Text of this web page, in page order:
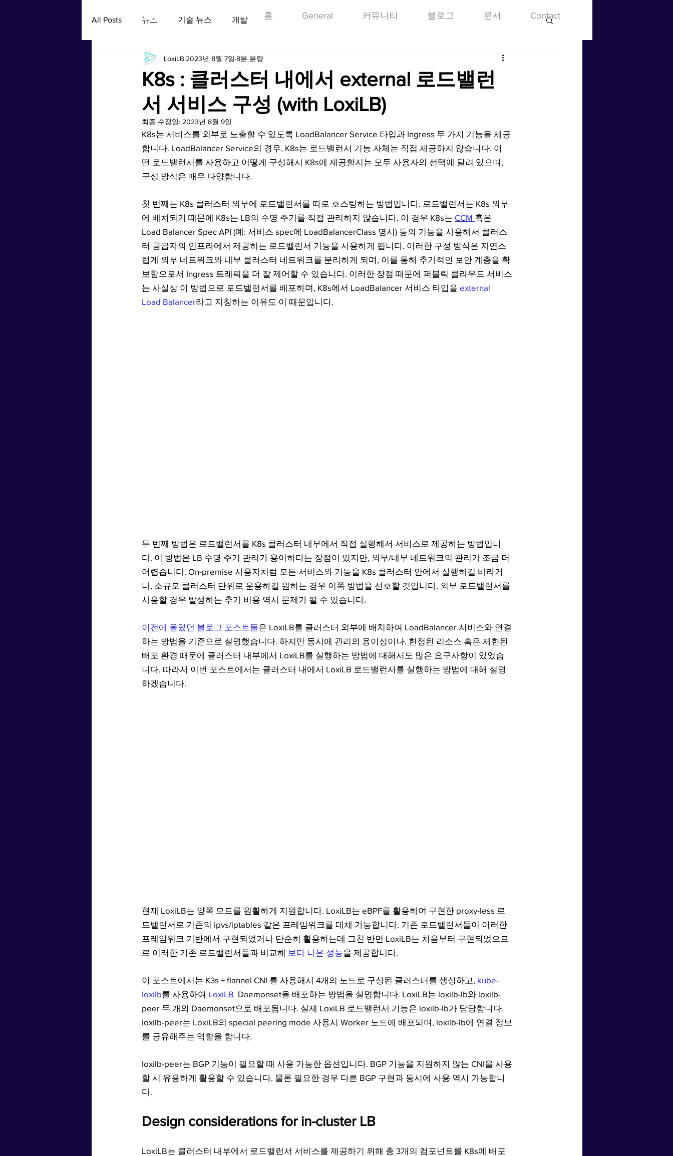
LoxiLB 홈 General 커뮤니티 블로그 문서 Contact
All Posts 뉴스 기술 뉴스 개발
K8s : 클러스터 내에서 external 로드밸런
서 서비스 구성 (with LoxiLB)
LoxiLB 2023년 8월 7일 8분 분량
최종 수정일: 2023년 8월 9일
K8s는 서비스를 외부로 노출할 수 있도록 LoadBalancer Service 타입과 Ingress 두 가지 기능을 제공
합니다. LoadBalancer Service의 경우, K8s는 로드밸런서 기능 자체는 직접 제공하지 않습니다. 어
떤 로드밸런서를 사용하고 어떻게 구성해서 K8s에 제공할지는 모두 사용자의 선택에 달려 있으며,
구성 방식은 매우 다양합니다.
첫 번째는 K8s 클러스터 외부에 로드밸런서를 따로 호스팅하는 방법입니다. 로드밸런서는 K8s 외부
에 배치되기 때문에 K8s는 LB의 수명 주기를 직접 관리하지 않습니다. 이 경우 K8s는 CCM 혹은
Load Balancer Spec API (예: 서비스 spec에 LoadBalancerClass 명시) 등의 기능을 사용해서 클러스
터 공급자의 인프라에서 제공하는 로드밸런서 기능을 사용하게 됩니다. 이러한 구성 방식은 자연스
럽게 외부 네트워크와 내부 클러스터 네트워크를 분리하게 되며, 이를 통해 추가적인 보안 계층을 확
보함으로서 Ingress 트래픽을 더 잘 제어할 수 있습니다. 이러한 장점 때문에 퍼블릭 클라우드 서비스
는 사실상 이 방법으로 로드밸런서를 배포하며, K8s에서 LoadBalancer 서비스 타입을 external
Load Balancer라고 지칭하는 이유도 이 때문입니다.
두 번째 방법은 로드밸런서를 K8s 클러스터 내부에서 직접 실행해서 서비스로 제공하는 방법입니
다. 이 방법은 LB 수명 주기 관리가 용이하다는 장점이 있지만, 외부/내부 네트워크의 관리가 조금 더
어렵습니다. On-premise 사용자처럼 모든 서비스와 기능을 K8s 클러스터 안에서 실행하길 바라거
나, 소규모 클러스터 단위로 운용하길 원하는 경우 이쪽 방법을 선호할 것입니다. 외부 로드밸런서를
사용할 경우 발생하는 추가 비용 역시 문제가 될 수 있습니다.
이전에 올렸던 블로그 포스트들은 LoxiLB를 클러스터 외부에 배치하여 LoadBalancer 서비스와 연결
하는 방법을 기준으로 설명했습니다. 하지만 동시에 관리의 용이성이나, 한정된 리소스 혹은 제한된
배포 환경 때문에 클러스터 내부에서 LoxiLB를 실행하는 방법에 대해서도 많은 요구사항이 있었습
니다. 따라서 이번 포스트에서는 클러스터 내에서 LoxiLB 로드밸런서를 실행하는 방법에 대해 설명
하겠습니다.
현재 LoxiLB는 양쪽 모드를 원활하게 지원합니다. LoxiLB는 eBPF를 활용하여 구현한 proxy-less 로
드밸런서로 기존의 ipvs/iptables 같은 프레임워크를 대체 가능합니다. 기존 로드밸런서들이 이러한
프레임워크 기반에서 구현되었거나 단순히 활용하는데 그친 반면 LoxiLB는 처음부터 구현되었으므
로 이러한 기존 로드밸런서들과 비교해 보다 나은 성능을 제공합니다.
이 포스트에서는 K3s + flannel CNI 를 사용해서 4개의 노드로 구성된 클러스터를 생성하고, kube-
loxilb를 사용하여 LoxiLB
  Daemonset을 배포하는 방법을 설명합니다. LoxiLB는 loxilb-lb와 loxilb-
peer 두 개의 Daemonset으로 배포됩니다. 실제 LoxiLB 로드밸런서 기능은 loxilb-lb가 담당합니다.
loxilb-peer는 LoxiLB의 special peering mode 사용시 Worker 노드에 배포되며, loxilb-lb에 연결 정보
를 공유해주는 역할을 합니다.
loxilb-peer는 BGP 기능이 필요할 때 사용 가능한 옵션입니다. BGP 기능을 지원하지 않는 CNI을 사용
할 시 유용하게 활용할 수 있습니다. 물론 필요한 경우 다른 BGP 구현과 동시에 사용 역시 가능합니
다.
Design considerations for in-cluster LB
LoxiLB는 클러스터 내부에서 로드밸런서 서비스를 제공하기 위해 총 3개의 컴포넌트를 K8s에 배포